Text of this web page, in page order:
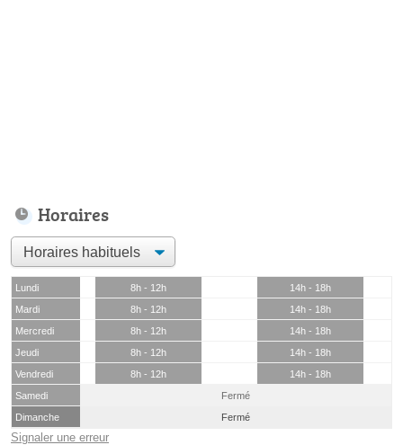
Horaires
Lundi 8h - 12h
14h - 18h
Mardi
8h - 12h
14h - 18h
Mercredi
8h - 12h
14h - 18h
Jeudi
8h - 12h
14h - 18h
Vendredi
8h - 12h
14h - 18h
Samedi
Fermé
Dimanche
Fermé
Signaler une erreur